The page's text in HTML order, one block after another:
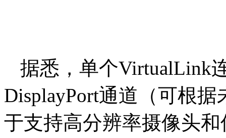
据悉，单个VirtualLink
DisplayPort通道（可根
于支持高分辨率摄像头